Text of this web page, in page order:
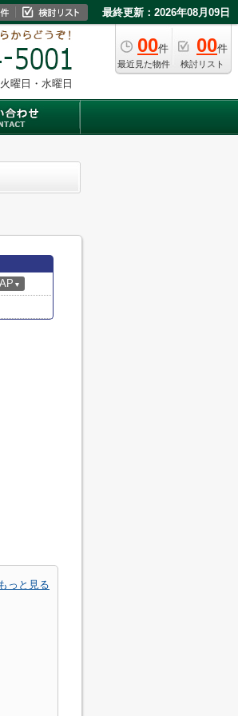
最終更新：2026年08月09日
00件
最近見た物件
00件
検討リスト
曜日・水曜日
▼
っと見る